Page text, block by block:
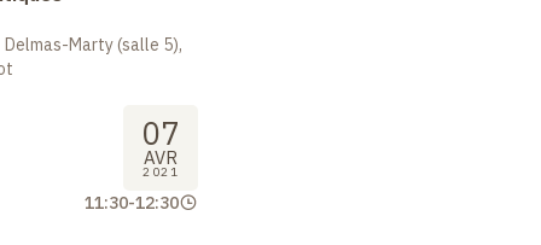
Marty (salle 5),
07
AVR
2021
11:30-12:30